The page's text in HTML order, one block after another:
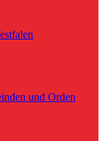
und Orden